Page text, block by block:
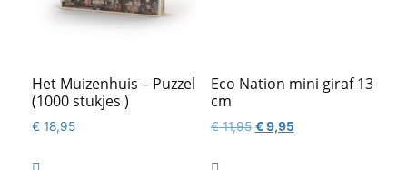
Het Muizenhuis – Puzzel
(1000 stukjes )
€ 18,95
Eco Nation mini giraf 13
cm
€11,95 Oorspronkelijke
€9,95Huidige